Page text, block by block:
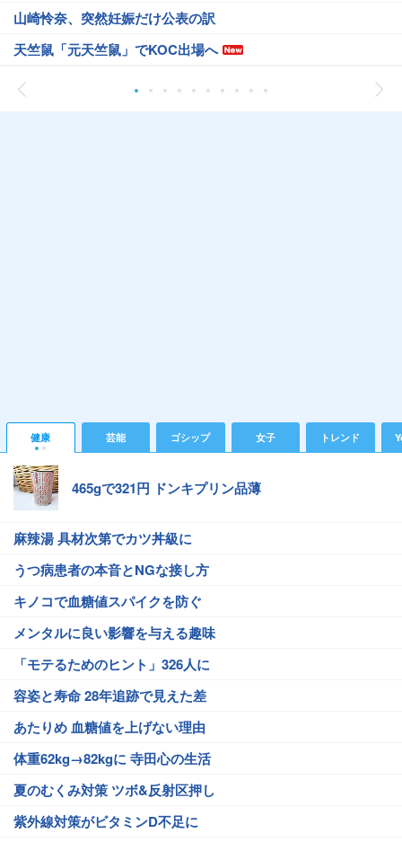
山崎怜奈、突然妊娠だけ公表の訳
天竺鼠「元天竺鼠」でKOC出場へ
健康 芸能 ゴシップ 女子 トレンド
465gで321円 ドンキプリン品薄
麻辣湯 具材次第でカツ丼級に
うつ病患者の本音とNGな接し方
キノコで血糖値スパイクを防ぐ
メンタルに良い影響を与える趣味
「モテるためのヒント」326人に
容姿と寿命 28年追跡で見えた差
あたりめ 血糖値を上げない理由
体重62kg→82kgに 寺田心の生活
夏のむくみ対策 ツボ&反射区押し
紫外線対策がビタミンD不足に